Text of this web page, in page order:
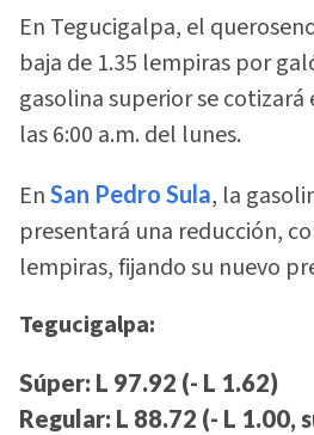
En Tegucigalpa, el
baja de 1.35 lempiras por
gasolina superior se cotizará
las 6:00 a.m. del lunes.
En San Pedro Sula, la
presentará una reducción,
lempiras, fijando su nuevo
Tegucigalpa:
Súper: L 97.92 (- L 1.62)
Regular: L 88.72 (- L 1.00,